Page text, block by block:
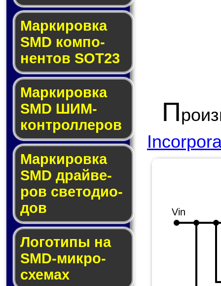
Маркировка
SMD ком­по­
нен­тов SOT23
Маркировка
SMD ШИМ-
кон­трол­ле­ров
Маркировка
SMD драй­ве­
ров све­то­ди­о­
дов
Логотипы на
SMD-мик­ро­
схе­мах
П
Vin